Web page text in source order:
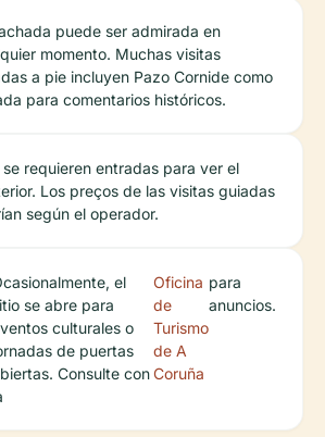
puede ser admirada en
momento. Muchas visitas
a pie incluyen Pazo Cornide como
para comentarios históricos.
se requieren entradas para ver el
Los preços de las visitas guiadas
según el operador.
el
se abre para
culturales o
de puertas
Consulte con
Oficina
de
Turismo
de A
Coruña
para
anuncios.